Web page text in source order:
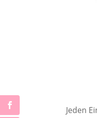
Jeden